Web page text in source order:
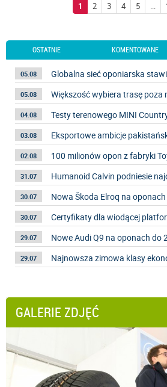
1 2 3 4 5 ...
OSTATNIE KOMENTOWANE
05.08 Globalna sieć oponiarska
05.08 Większość wybiera trasę poza
04.08 Testy terenowego MINI
03.08 Eksportowe ambicje
02.08 100 milionów opon z fabryki
31.07 Humanoid Calvin podniesie
30.07 Nowa Škoda Elroq na
30.07 Certyfikaty dla wiodącej
29.07 Nowe Audi Q9 na oponach do
29.07 Najnowsza zimowa klasy
GALERIE ZDJĘĆ